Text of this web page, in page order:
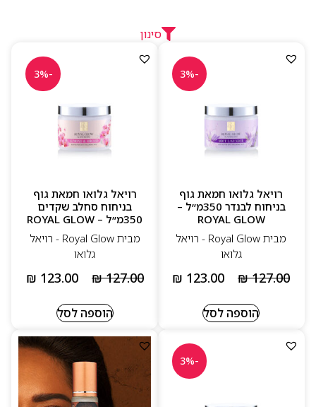
סינון
-3%
רויאל גלואו חמאת גוף
בניחוח לבנדר 350מ״ל –
ROYAL GLOW
מבית Royal Glow - רויאל
גלואו
₪127.00
₪ 123.00
הוספה לסל
-3%
רויאל גלואו חמאת גוף
בניחוח סחלב שקדים
350מ״ל – ROYAL GLOW
מבית Royal Glow - רויאל
גלואו
₪127.00
₪ 123.00
הוספה לסל
-3%